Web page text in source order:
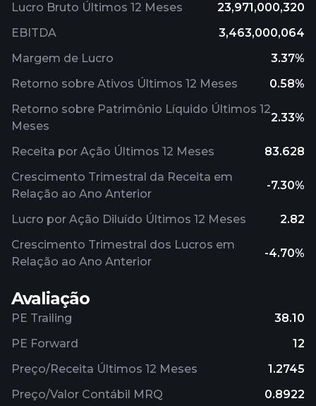
Lucro Bruto Últimos 12 Meses
23,971,000,320
EBITDA
3,463,000,064
Margem de Lucro
3.37%
Retorno sobre Ativos Últimos 12 Meses
0.58%
Retorno sobre Patrimônio Líquido Últimos 12
Meses
2.33%
Receita por Ação Últimos 12 Meses
83.628
Crescimento Trimestral da Receita em
Relação ao Ano Anterior
-7.30%
Lucro por Ação Diluído Últimos 12 Meses
2.82
Crescimento Trimestral dos Lucros em
Relação ao Ano Anterior
-4.70%
Avaliação
PE Trailing
38.10
PE Forward
12
Preço/Receita Últimos 12 Meses
1.2745
Preço/Valor Contábil MRQ
0.8922